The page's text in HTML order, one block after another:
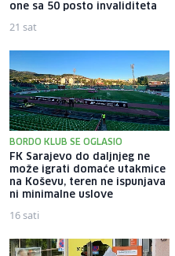
one sa 50 posto invaliditeta
21 sat
BORDO KLUB SE OGLASIO
FK Sarajevo do daljnjeg ne
može igrati domaće utakmice
na Koševu, teren ne ispunjava
ni minimalne uslove
16 sati